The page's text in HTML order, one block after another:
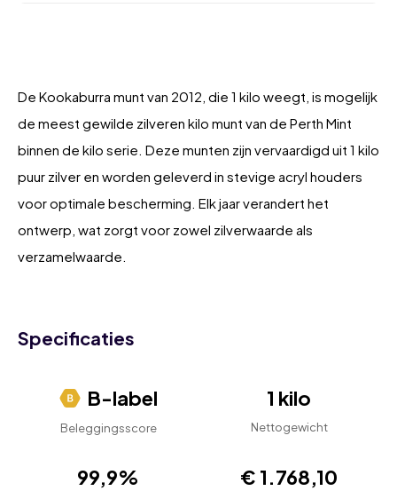
De Kookaburra munt van 2012, die 1 kilo weegt, is mogelijk
de meest gewilde zilveren kilo munt van de Perth Mint
binnen de kilo serie. Deze munten zijn vervaardigd uit 1 kilo
puur zilver en worden geleverd in stevige acryl houders
voor optimale bescherming. Elk jaar verandert het
ontwerp, wat zorgt voor zowel zilverwaarde als
verzamelwaarde.
Specificaties
B-label
Beleggingsscore
1 kilo
Nettogewicht
99,9% € 1.768,10